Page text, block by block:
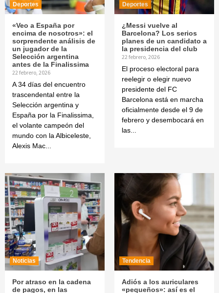
Deportes
«Veo a España por
encima de nosotros»: el
sorprendente análisis de
un jugador de la
Selección argentina
antes de la Finalissima
22 febrero, 2026
A 34 días del encuentro
trascendental entre la
Selección argentina y
España por la Finalissima,
el volante campeón del
mundo con la Albiceleste,
Alexis Mac...
Deportes
¿Messi vuelve al
Barcelona? Los serios
planes de un candidato a
la presidencia del club
22 febrero, 2026
El proceso electoral para
reelegir o elegir nuevo
presidente del FC
Barcelona está en marcha
oficialmente desde el 9 de
febrero y desembocará en
las...
Noticias
Por atraso en la cadena
de pagos, en las
Tendencia
Adiós a los auriculares
«pequeños»: así es el